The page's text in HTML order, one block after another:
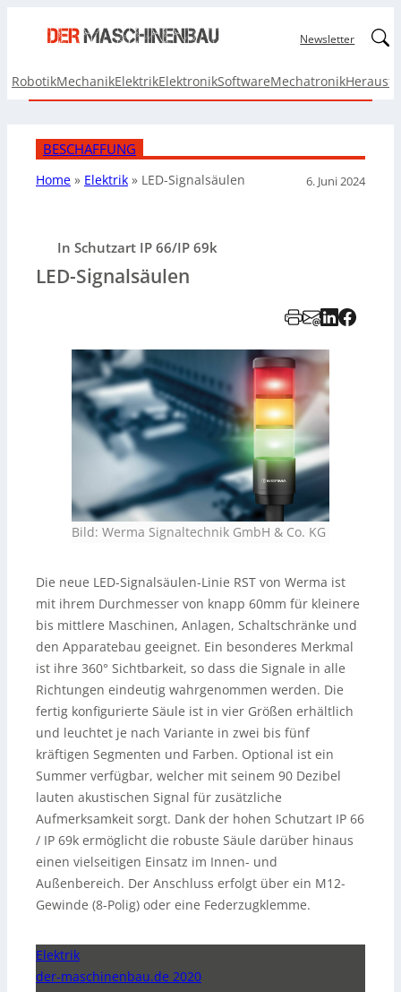
Newsletter
RobotikMechanikElektrikElektronikSoftwareMechatronik
BESCHAFFUNG
Home » Elektrik » LED-Signalsäulen 6. Juni 2024
In Schutzart IP 66/IP 69k
LED-Signalsäulen
Bild: Werma Signaltechnik GmbH & Co. KG
Die neue LED-Signalsäulen-Linie RST von Werma ist
mit ihrem Durchmesser von knapp 60mm für kleinere
bis mittlere Maschinen, Anlagen, Schaltschränke und
den Apparatebau geeignet. Ein besonderes Merkmal
ist ihre 360° Sichtbarkeit, so dass die Signale in alle
Richtungen eindeutig wahrgenommen werden. Die
fertig konfigurierte Säule ist in vier Größen erhältlich
und leuchtet je nach Variante in zwei bis fünf
kräftigen Segmenten und Farben. Optional ist ein
Summer verfügbar, welcher mit seinem 90 Dezibel
lauten akustischen Signal für zusätzliche
Aufmerksamkeit sorgt. Dank der hohen Schutzart IP 66
/ IP 69k ermöglicht die robuste Säule darüber hinaus
einen vielseitigen Einsatz im Innen- und
Außenbereich. Der Anschluss erfolgt über ein M12-
Gewinde (8-Polig) oder eine Federzugklemme.
Elektrik
der-maschinenbau.de 2020